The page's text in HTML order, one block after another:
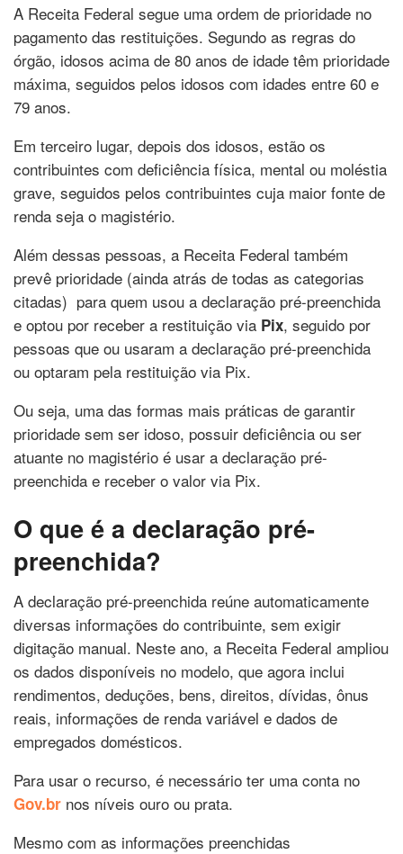
A Receita Federal segue uma ordem de prioridade no
pagamento das restituições. Segundo as regras do
órgão, idosos acima de 80 anos de idade têm prioridade
máxima, seguidos pelos idosos com idades entre 60 e
79 anos.
Em terceiro lugar, depois dos idosos, estão os
contribuintes com deficiência física, mental ou moléstia
grave, seguidos pelos contribuintes cuja maior fonte de
renda seja o magistério.
Além dessas pessoas, a Receita Federal também
prevê prioridade (ainda atrás de todas as categorias
citadas) para quem usou a declaração pré-preenchida
e optou por receber a restituição via Pix, seguido por
pessoas que ou usaram a declaração pré-preenchida
ou optaram pela restituição via Pix.
Ou seja, uma das formas mais práticas de garantir
prioridade sem ser idoso, possuir deficiência ou ser
atuante no magistério é usar a declaração pré-
preenchida e receber o valor via Pix.
O que é a declaração pré-
preenchida?
A declaração pré-preenchida reúne automaticamente
diversas informações do contribuinte, sem exigir
digitação manual. Neste ano, a Receita Federal ampliou
os dados disponíveis no modelo, que agora inclui
rendimentos, deduções, bens, direitos, dívidas, ônus
reais, informações de renda variável e dados de
empregados domésticos.
Para usar o recurso, é necessário ter uma conta no
Gov.br nos níveis ouro ou prata.
Mesmo com as informações preenchidas